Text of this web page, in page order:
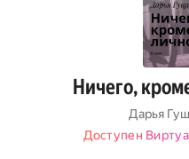
Ничего,
Дарья
Доступен